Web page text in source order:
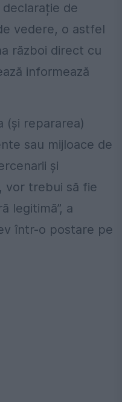
declarație de
vedere, o astfel
război direct cu
informează
(şi repararea)
sau mijloace de
şi
vor trebui să fie
legitimă”, a
într-o postare pe